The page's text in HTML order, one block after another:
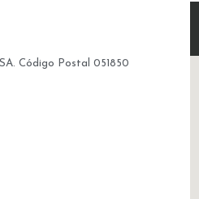
Código Postal 051850